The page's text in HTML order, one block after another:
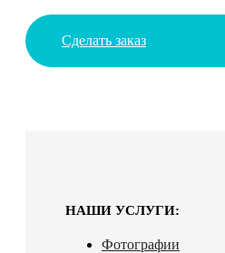
Сделать заказ
НАШИ УСЛУГИ:
Фотографии